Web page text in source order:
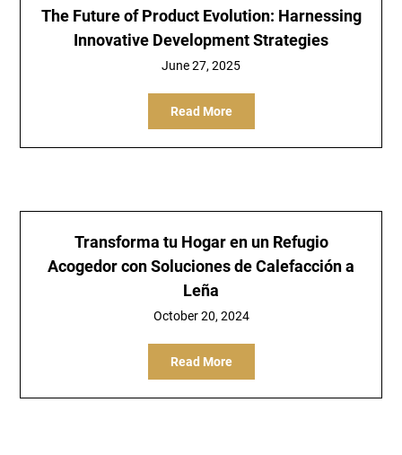
The Future of Product Evolution: Harnessing
Innovative Development Strategies
June 27, 2025
Read More
Transforma tu Hogar en un Refugio
Acogedor con Soluciones de Calefacción a
Leña
October 20, 2024
Read More